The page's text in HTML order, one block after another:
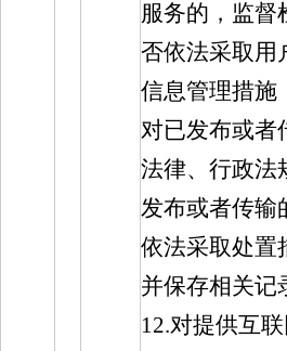
服务的，监督
否依法采取用
信息管理措施
对已发布或者
法律、行政法
发布或者传输
依法采取处置
并保存相关记
12.对提供互